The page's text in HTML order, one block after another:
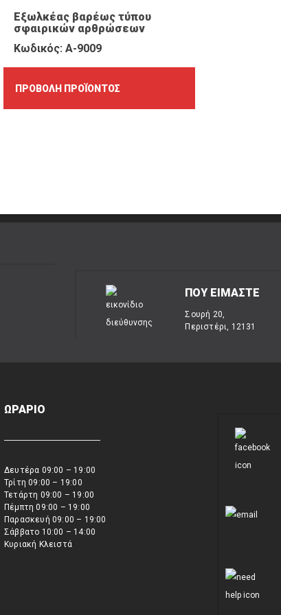
Εξωλκέας βαρέως τύπου
σφαιρικών αρθρώσεων
Κωδικός: A-9009
ΠΡΟΒΟΛΉ ΠΡΟΪΌΝΤΟΣ
ΠΟΥ ΕΙΜΑΣΤΕ
Σουρή 20,
Περιστέρι, 12131
ΩΡΑΡΙΟ
Δευτέρα 09:00 – 19:00
Τρίτη 09:00 – 19:00
Τετάρτη 09:00 – 19:00
Πέμπτη 09:00 – 19:00
Παρασκευή 09:00 – 19:00
Σάββατο 10:00 – 14:00
Κυριακή Κλειστά